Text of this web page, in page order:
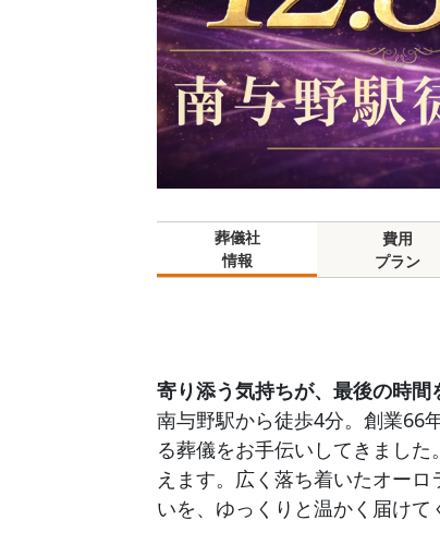
葬儀社
情報
費用
プラン
寄り添う気持ちが、最後の時間
南与野駅から徒歩4分。創業66
る葬儀をお手伝いしてきまし
えます。広く落ち着いたオー
いを、ゆっくりと温かく届けて